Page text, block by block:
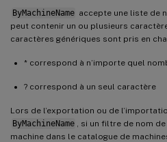
ByMachineName accepte une liste de
peut contenir un ou plusieurs
caractères génériques sont pris en
* correspond à n’importe quel
? correspond à un seul caractère
Lors de l’exportation ou de
ByMachineName
, si un filtre de nom
machine dans le catalogue de